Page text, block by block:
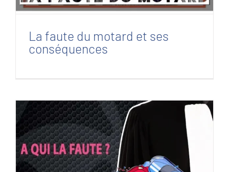
La faute du motard et ses
conséquences
Qu’est-ce que la faute de la victime en
matière d’accident de la route ?